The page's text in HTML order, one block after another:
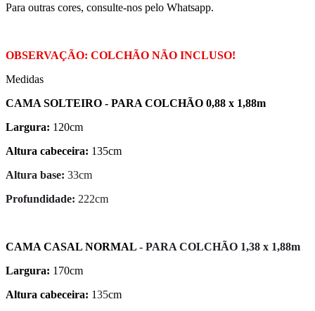
Para outras cores, consulte-nos pelo Whatsapp.
OBSERVAÇÃO: COLCHÃO NÃO INCLUSO!
Medidas
CAMA SOLTEIRO - PARA COLCHÃO 0,88 x 1,88m
Largura: 120cm
Altura cabeceira: 135cm
Altura base: 33cm
Profundidade: 222cm
CAMA CASAL NORMAL - PARA COLCHÃO 1,38 x 1,88m
Largura: 170cm
Altura cabeceira: 135cm